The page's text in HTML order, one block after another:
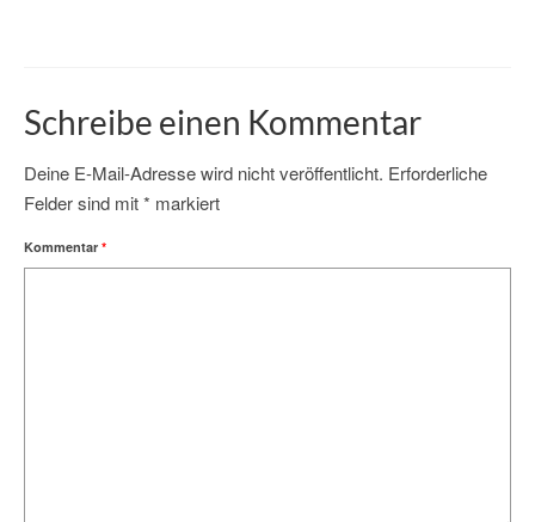
Schreibe einen Kommentar
Deine E-Mail-Adresse wird nicht veröffentlicht. Erforderliche
Felder sind mit* markiert
Kommentar *